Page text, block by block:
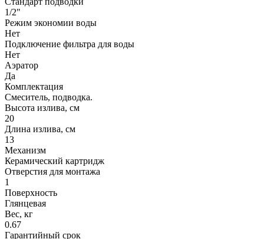
1/2"
Режим экономии воды
Нет
Подключение фильтра для воды
Нет
Аэратор
Да
Комплектация
Смеситель, подводка.
Высота излива, см
20
Длина излива, см
13
Механизм
Керамический картридж
Отверстия для монтажа
1
Поверхность
Глянцевая
Вес, кг
0.67
Гарантийный срок